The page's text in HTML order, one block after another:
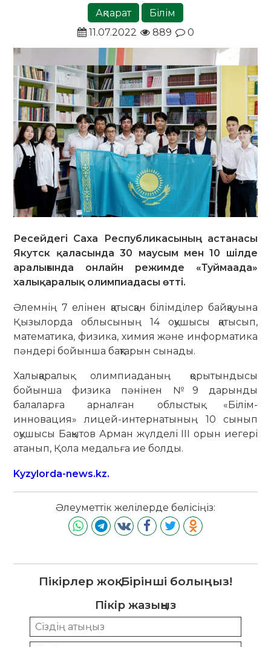
Ақпарат
Білім
11.07.2022
889 0
Ресейдегі Саха
Республикасының астанасы
Якутск қаласында 30 маусым мен 10 шілде
аралығында онлайн режимде «Туймаада»
халықаралық олимпиадасы өтті.
Әлемнің 7 елінен қатысқан білімділер байқауына
Қызылорда облысының 14 оқушысы қатысып,
математика, физика, химия және информатика
пәндері бойынша бақтарын сынады.
Халықаралық олимпиаданың қорытындысы
бойынша физика пәнінен №9 дарынды
балаларға арналған облыстық «Білім-
инновация» лицей-интернатының 10 сынып
оқушысы Бақытов Арман жүлделі ІІІ орын иегері
атанып, Қола медальға ие болды.
Kyzylorda-news.kz.
Әлеуметтік желілерде бөлісіңіз:
Пікірлер жоқ. Бірінші болыңыз!
Пікір жазыңыз